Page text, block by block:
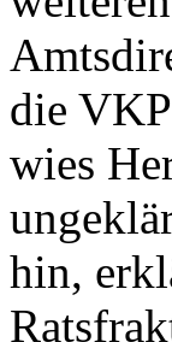
die
wies
hin,